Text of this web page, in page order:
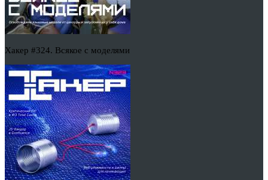
Хакер #324. Всякое с моделями